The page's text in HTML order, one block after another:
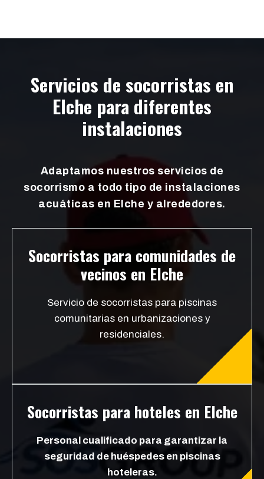
Servicios de socorristas en
Elche para diferentes
instalaciones
Adaptamos nuestros servicios de
socorrismo a todo tipo de instalaciones
acuáticas en Elche y alrededores.
Socorristas para comunidades de
vecinos en Elche
Servicio de socorristas para piscinas
comunitarias en urbanizaciones y
residenciales.
Socorristas para hoteles en Elche
Personal cualificado para garantizar la
seguridad de huéspedes en piscinas
hoteleras.